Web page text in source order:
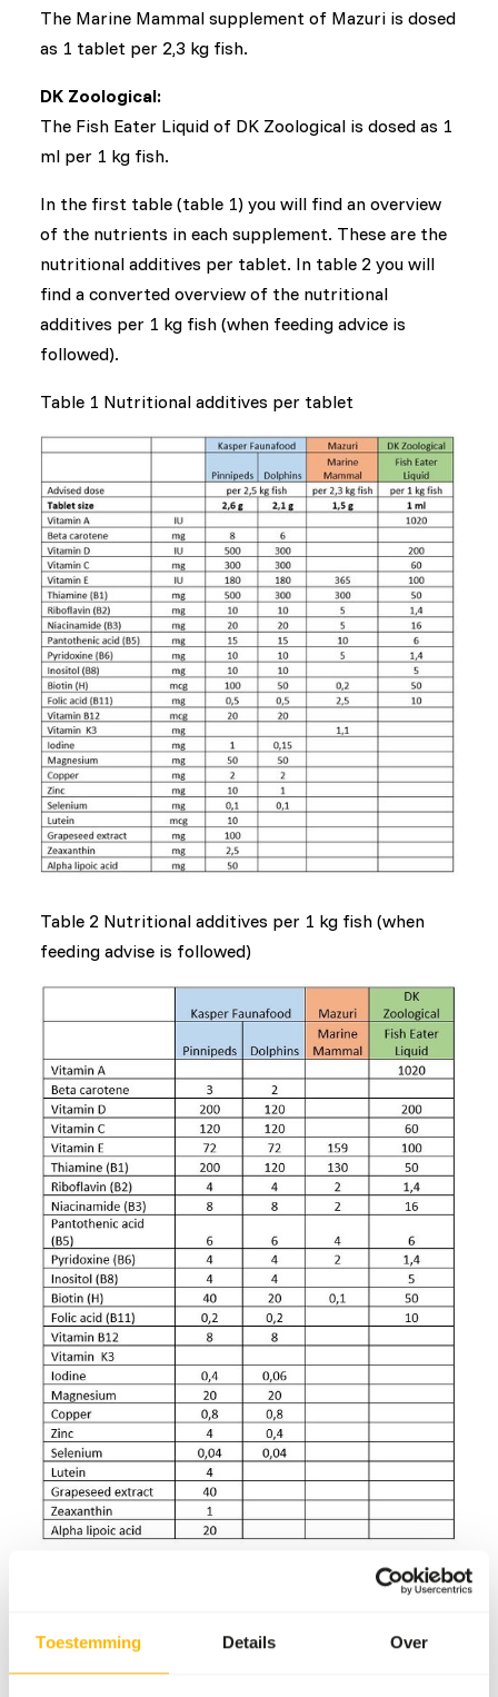
Toestemming Details Over
The Marine Mammal supplement of Mazuri is dosed
as 1 tablet per 2,3 kg fish.
DK Zoological:
The Fish Eater Liquid of DK Zoological is dosed as 1
ml per 1 kg fish.
In the first table (table 1) you will find an overview
of the nutrients in each supplement. These are the
nutritional additives per tablet. In table 2 you will
find a converted overview of the nutritional
additives per 1 kg fish (when feeding advice is
followed).
Table 1 Nutritional additives per tablet
Table 2 Nutritional additives per 1 kg fish (when
feeding advise is followed)
Terug naar de knowledge base